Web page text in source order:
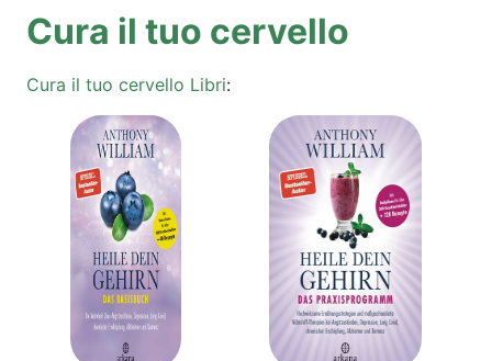
Cura il tuo cervello
Cura il tuo cer­vel­lo Libri: